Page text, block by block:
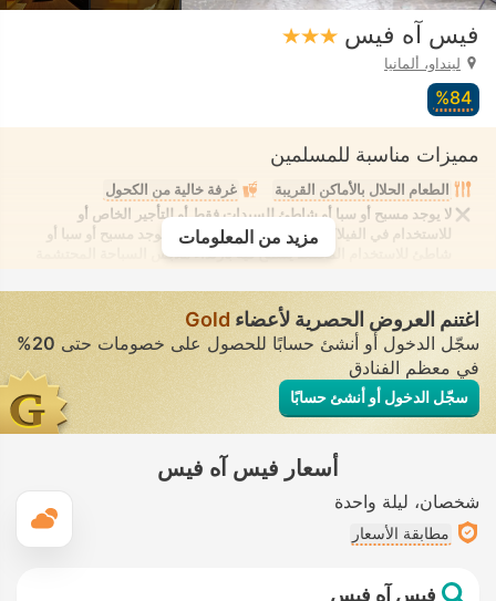
فيس آه فيس
لينداو، ألمانيا
84‏%
مميزات مناسبة للمسلمين
الطعام الحلال بالأماكن القريبة
غرفة خالية من الكحول
لا يوجد مسبح أو سبا أو شاطئ للسيدات فقط أو للتأجير الخاص أو
للاستخدام في الفيلا/الغرفة يوفر الانعزال التام. لا يوجد مسبح أو سبا أو
شاطئ للاستخدام المُختلط يُسمح فيه بارتداء ملابس السباحة المحتشمة
مزيد من المعلومات
اغتنم العروض الحصرية لأعضاء Gold
سجّل الدخول أو أنشئ حسابًا للحصول على خصومات حتى20%
في معظم الفنادق
سجّل الدخول أو أنشئ حسابًا
أسعار فيس آه فيس
شخصان ليلة واحدة
مطابقة الأسعار
فيس آه فيس